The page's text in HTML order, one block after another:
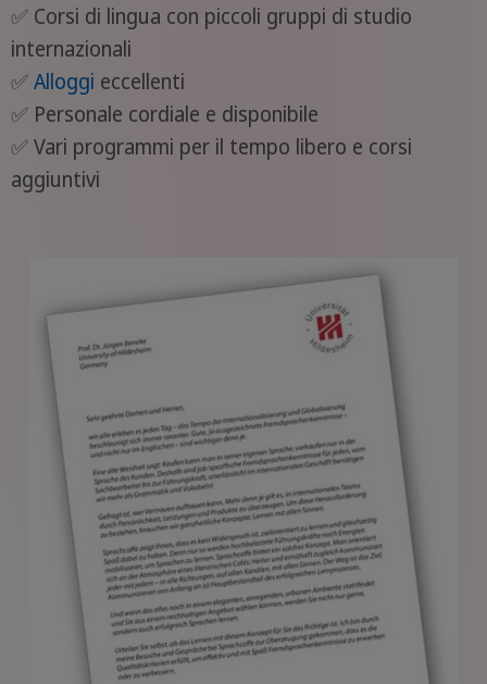
✅ Corsi di lingua con piccoli gruppi di studio
internazionali
✅Alloggi eccellenti
✅ Personale cordiale e disponibile
✅ Vari programmi per il tempo libero e corsi
aggiuntivi